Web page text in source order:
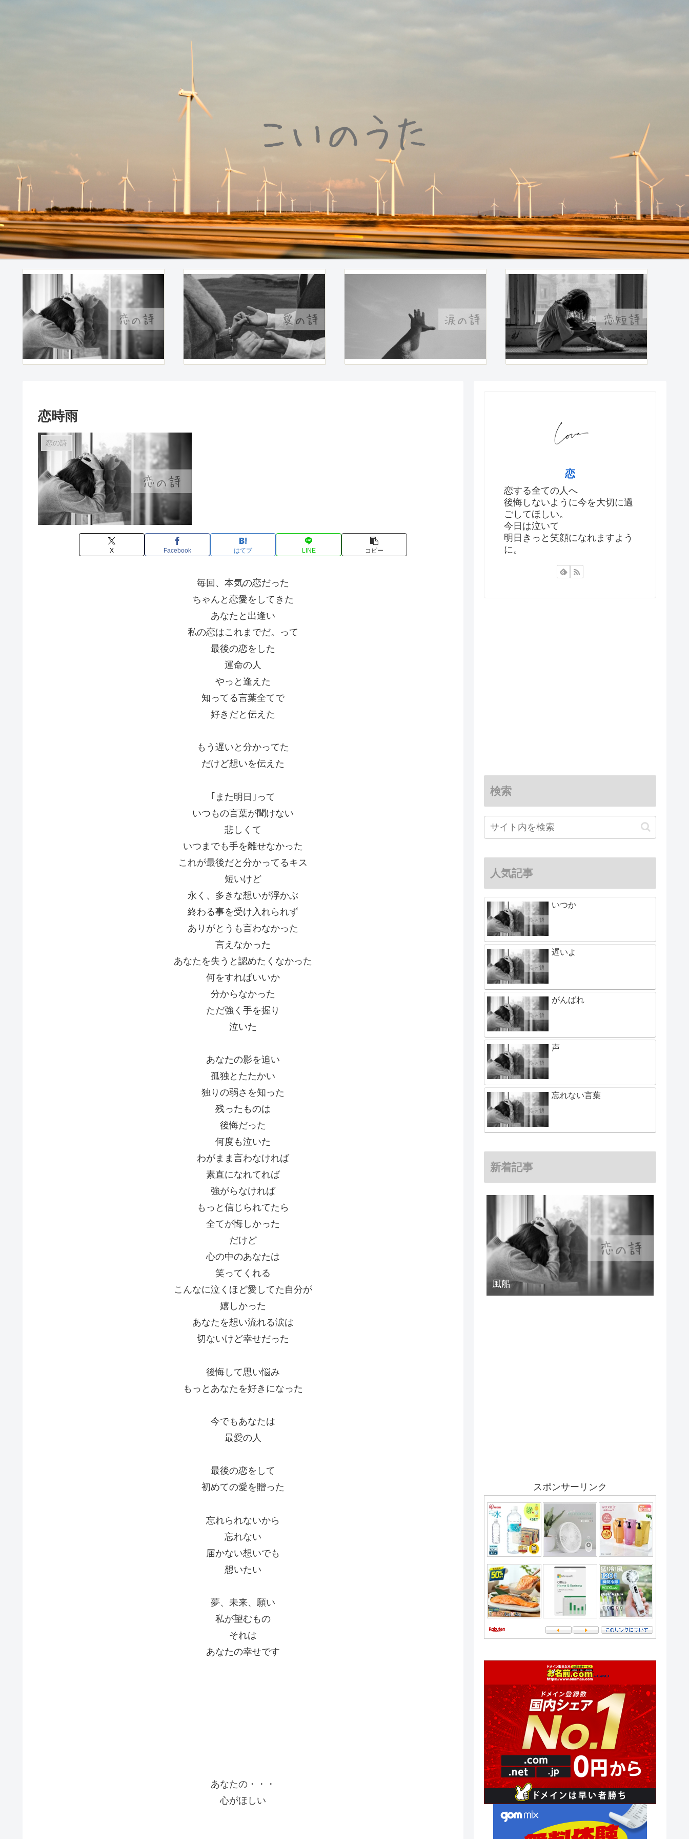
恋時雨
恋の詩
X Facebook はてブ LINE コピー
毎回、本気の恋だった
ちゃんと恋愛をしてきた
あなたと出逢い
私の恋はこれまでだ。って
最後の恋をした
運命の人
やっと逢えた
知ってる言葉全てで
好きだと伝えた
もう遅いと分かってた
だけど想いを伝えた
｢また明日｣って
いつもの言葉が聞けない
悲しくて
いつまでも手を離せなかった
これが最後だと分かってるキス
短いけど
永く、多きな想いが浮かぶ
終わる事を受け入れられず
ありがとうも言わなかった
言えなかった
あなたを失うと認めたくなかった
何をすればいいか
分からなかった
ただ強く手を握り
泣いた
あなたの影を追い
孤独とたたかい
独りの弱さを知った
残ったものは
後悔だった
何度も泣いた
わがまま言わなければ
素直になれてれば
強がらなければ
もっと信じられてたら
全てが悔しかった
だけど
心の中のあなたは
笑ってくれる
こんなに泣くほど愛してた自分が
嬉しかった
あなたを想い流れる涙は
切ないけど幸せだった
後悔して思い悩み
もっとあなたを好きになった
今でもあなたは
最愛の人
最後の恋をして
初めての愛を贈った
忘れられないから
忘れない
届かない想いでも
想いたい
夢、未来、願い
私が望むもの
それは
あなたの幸せです
あなたの・・・
心がほしい
恋
恋する全ての人へ
後悔しないように今を大切に過
ごしてほしい。
今日は泣いて
明日きっと笑顔になれますよう
に。
検索
人気記事
いつか
遅いよ
がんばれ
声
忘れない言葉
新着記事
風船
スポンサーリンク